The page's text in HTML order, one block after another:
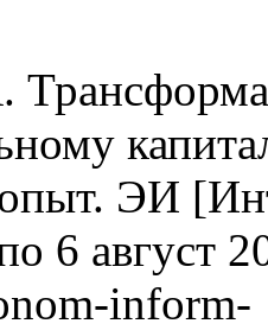
ЭИ
6 август
inform-